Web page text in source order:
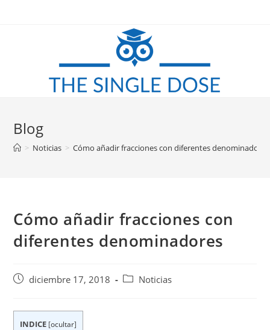
Blog
> Noticias > Cómo añadir fracciones con diferentes denominadores
Cómo añadir fracciones con
diferentes denominadores
Publicación
diciembre 17, 2018
Categoría
Noticias
INDICE [ocultar]